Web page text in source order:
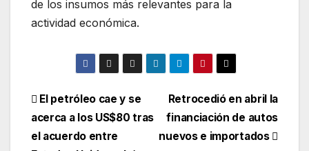
de los insumos más relevantes para la
actividad económica.
Retrocedió en abril la
financiación de autos
nuevos e importados
El petróleo cae y se
acerca a los US$80 tras
el acuerdo entre